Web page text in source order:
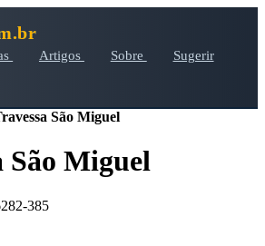
Artigos Sobre
Sugerir
São Miguel
São Miguel
385